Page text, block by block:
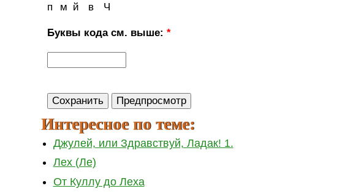
п м й в Ч
Буквы кода см. выше:*
Интересное по теме:
Джулей, или Здравствуй, Ладак! 1.
Лех (Ле)
От Куллу до Леха